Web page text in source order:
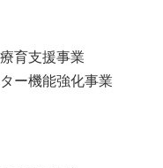
育支援事業
ー機能強化事業